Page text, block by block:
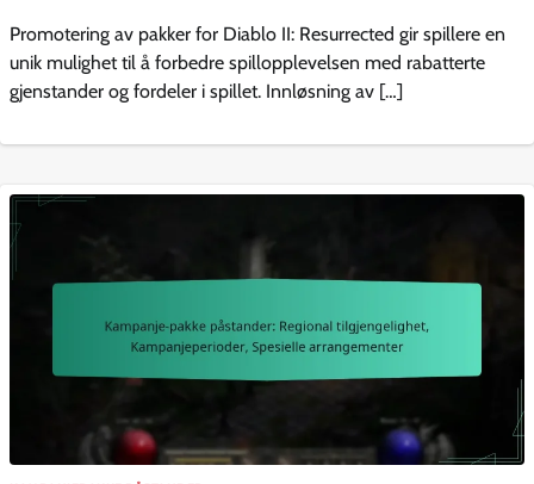
Promotering av pakker for Diablo II: Resurrected gir spillere en
unik mulighet til å forbedre spillopplevelsen med rabatterte
gjenstander og fordeler i spillet. Innløsning av […]